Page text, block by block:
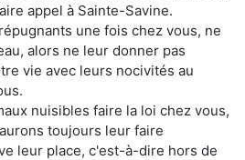
appel à Sainte-Savine.
une fois chez vous, ne
alors ne leur donner pas
vie avec leurs nocivités au
nuisibles faire la loi chez vous,
toujours leur faire
leur place, c'est-à-dire hors de